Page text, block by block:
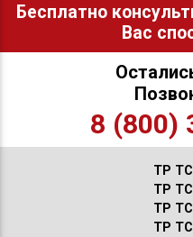
Бесплатно
Вас
8 (800)
ТР ТС
ТР ТС
ТР ТС
ТР ТС